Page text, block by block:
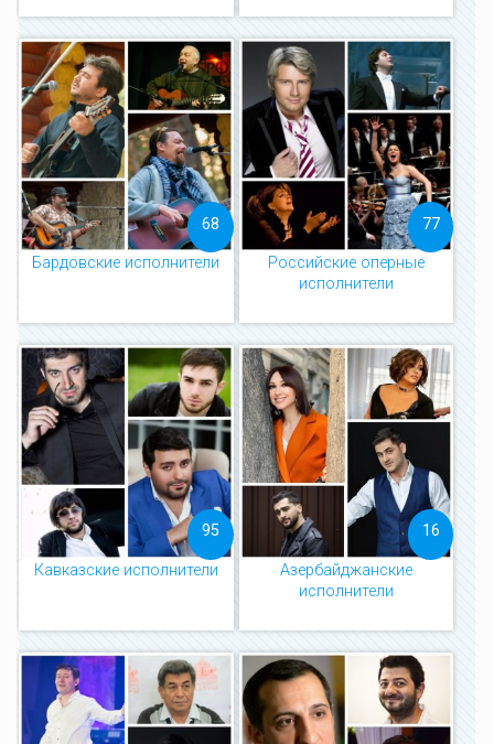
Бардовские исполнители
68
Российские оперные
исполнители
77
Кавказские исполнители
95
Азербайджанские
исполнители
16